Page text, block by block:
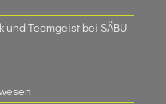
Teamgeist bei SÄBU